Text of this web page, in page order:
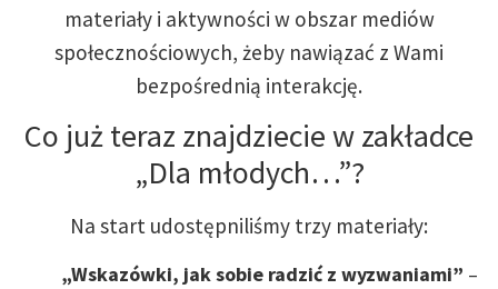
materiały i aktywności w obszar mediów
społecznościowych, żeby nawiązać z Wami
bezpośrednią interakcję.
Co już teraz znajdziecie w zakładce
„Dla młodych…”?
Na start udostępniliśmy trzy materiały:
„Wskazówki, jak sobie radzić z wyzwaniami” –